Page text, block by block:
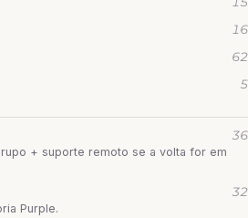
16
62
5
36
+ suporte remoto se a volta for em
32
Purple.